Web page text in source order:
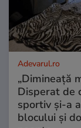
Adevarul.ro
„Dimineață
Disperat de
sportiv și-a
blocului și